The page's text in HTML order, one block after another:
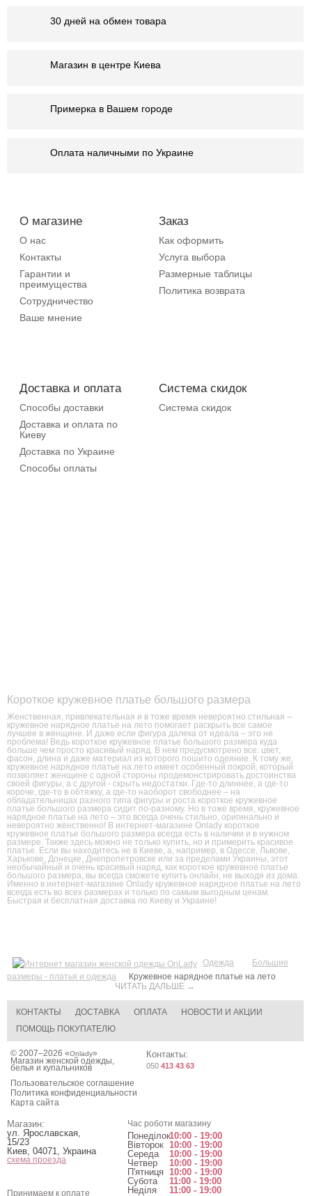
Короткое кружевное платье большого размера
Женственная, привлекательная и в тоже время невероятно стильная –
кружевное нарядное платье на лето помогает раскрыть все самое
лучшее в женщине. И даже если фигура далека от идеала – это не
проблема! Ведь короткое кружевное платье большого размера куда
больше чем просто красивый наряд. В нем предусмотрено все: цвет,
фасон, длина и даже материал из которого пошито одеяние. К тому же,
кружевное нарядное платье на лето имеет особенный покрой, который
позволяет женщине с одной стороны продемонстрировать достоинства
своей фигуры, а с другой - скрыть недостатки. Где-то длиннее, а где-то
короче, где-то в обтяжку, а где-то наоборот свободнее – на
обладательницах разного типа фигуры и роста короткое кружевное
платье большого размера сидит по-разному. Но в тоже время, кружевное
нарядное платье на лето – это всегда очень стильно, оригинально и
невероятно женственно! В интернет-магазине Onlady короткое
кружевное платье большого размера всегда есть в наличии и в нужном
размере. Также здесь можно не только купить, но и примерить красивое
платье. Если вы находитесь не в Киеве, а, например, в Одессе, Львове,
Харькове, Донецке, Днепропетровске или за пределами Украины, этот
необычайный и очень красивый наряд, как короткое кружевное платье
большого размера, вы всегда сможете купить онлайн, не выходя из дома.
Именно в интернет-магазине Onlady кружевное нарядное платье на лето
всегда есть во всех размерах и только по самым выгодным ценам.
Быстрая и бесплатная доставка по Киеву и Украине!
ЧИТАТЬ ДАЛЬШЕ →
30 дней на обмен товара
Магазин в центре Киева
Примерка в Вашем городе
Оплата наличными по Украине
О магазине
О нас
Контакты
Гарантии и
преимущества
Сотрудничество
Ваше мнение
Заказ
Как оформить
Услуга выбора
Размерные таблицы
Политика возврата
Доставка и оплата
Способы доставки
Доставка и оплата по
Киеву
Доставка по Украине
Способы оплаты
Система скидок
Система скидок
Одежда
Большие
размеры - платья и одежда
Кружевное нарядное платье на лето
КОНТАКТЫ ДОСТАВКА ОПЛАТА
НОВОСТИ И АКЦИИ
ПОМОЩЬ ПОКУПАТЕЛЮ
© 2007–2026 «Onlady»
Магазин женской одежды,
белья и купальников
Пользовательское соглашение
Политика конфиденциальности
Карта сайта
Контакты:
050 413 43 63
Магазин:
ул. Ярославская,
15/23
Киев, 04071, Украина
схема проезда
Час роботи магазину
Понеділок10:00 - 19:00
Вівторок 10:00 - 19:00
Середа
10:00 - 19:00
Четвер
10:00 - 19:00
П'ятниця 10:00 - 19:00
Субота
11:00 - 19:00
Неділя
11:00 - 19:00
Принимаем к оплате